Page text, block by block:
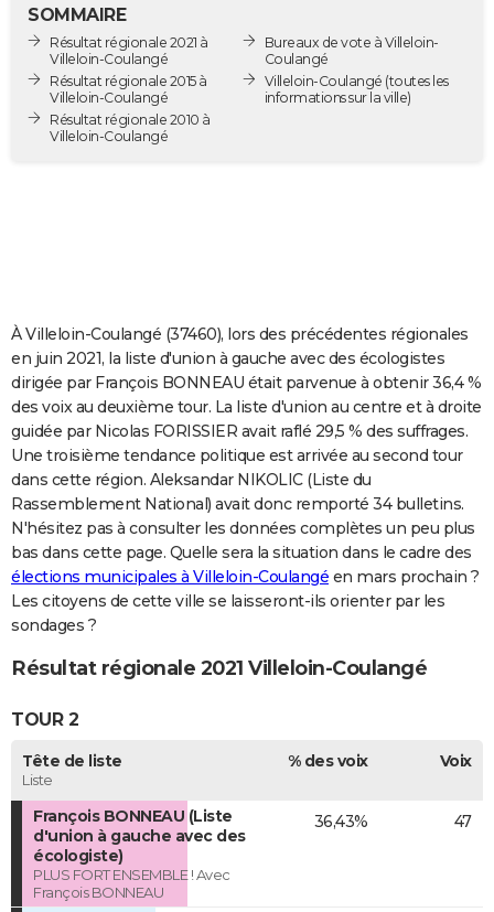
Destinations
City break
Voyage nature
Voyage de noces
Forum
Climat
GUIDES D'ACHAT
BONS PLANS
S'inscrire
Se connecter
Lycées
Collèges
Primaires
Universités
Entreprises
Service militaire
Avis de recherche
AVIS DE DÉCÈS
FORUM
Bricolage
Lifestyle
Culture
Sport
Auto
Television
Voyage
Cinema
SOMMAIRE
Résultat régionale 2021 à
Villeloin-Coulangé
Résultat régionale 2015 à
Villeloin-Coulangé
Résultat régionale 2010 à
Villeloin-Coulangé
Bureaux de vote à Villeloin-
Coulangé
Villeloin-Coulangé (toutes les
informations sur la ville)
À Villeloin-Coulangé (37460), lors des précédentes régionales
en juin 2021, la liste d'union à gauche avec des écologistes
dirigée par François BONNEAU était parvenue à obtenir 36,4 %
des voix au deuxième tour. La liste d'union au centre et à droite
guidée par Nicolas FORISSIER avait raflé 29,5 % des suffrages.
Une troisième tendance politique est arrivée au second tour
dans cette région. Aleksandar NIKOLIC (Liste du
Rassemblement National) avait donc remporté 34 bulletins.
N'hésitez pas à consulter les données complètes un peu plus
bas dans cette page. Quelle sera la situation dans le cadre des
élections municipales à Villeloin-Coulangé en mars prochain ?
Les citoyens de cette ville se laisseront-ils orienter par les
sondages ?
Résultat régionale 2021 Villeloin-Coulangé
TOUR 2
Tête de liste
Liste
% des voix Voix
François BONNEAU (Liste
d'union à gauche avec des
écologiste)
PLUS FORT ENSEMBLE ! Avec
François BONNEAU
36,43% 47